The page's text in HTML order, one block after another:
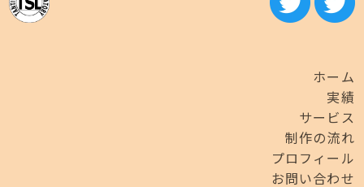
ホーム
実績
サービス
制作の流れ
プロフィール
お問い合わせ